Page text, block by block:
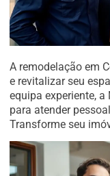
A remodelação em
e revitalizar seu
equipa experiente,
para atender
Transforme seu